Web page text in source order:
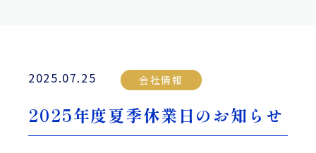
2025.07.25 会社情報
2025年度夏季休業日のお知らせ